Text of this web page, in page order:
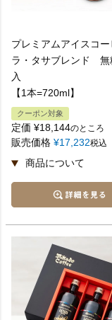
プレミアムアイスコー
ラ・タサブレンド
入
【1本=720ml】
クーポン対象
定価 ¥18,144のところ
販売価格 ¥17,232税込